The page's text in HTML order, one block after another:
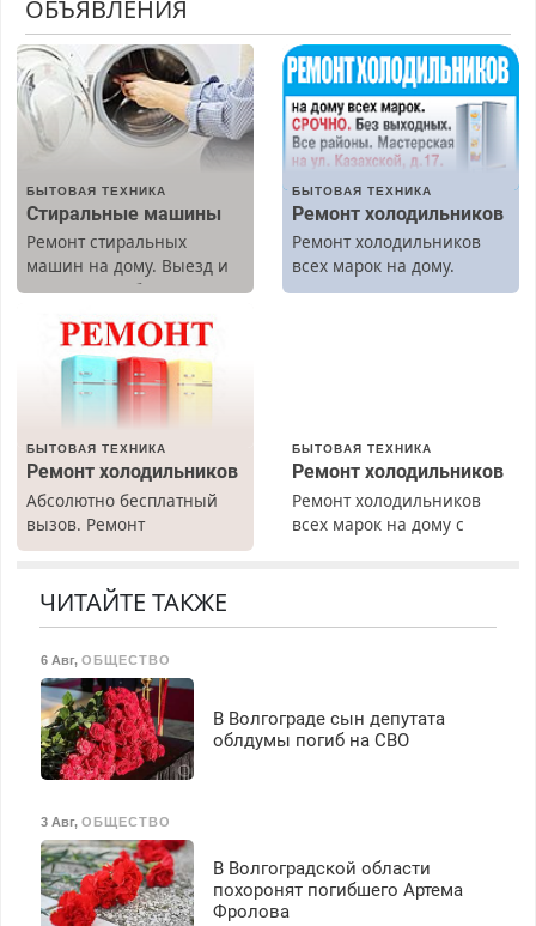
ОБЪЯВЛЕНИЯ
БЫТОВАЯ ТЕХНИКА
Стиральные машины
Ремонт стиральных
машин на дому. Выезд и
диагностика бесплатно.
БЫТОВАЯ ТЕХНИКА
Ремонт холодильников
Ремонт холодильников
всех марок на дому.
БЫТОВАЯ ТЕХНИКА
Ремонт холодильников
Абсолютно бесплатный
вызов. Ремонт
холодильников всех
гарантией. Все р-ны.
40%. Мастер со стажем.
БЫТОВАЯ ТЕХНИКА
Ремонт холодильников
Ремонт холодильников
всех марок на дому с
ЧИТАЙТЕ ТАКЖЕ
6 Авг, ОБЩЕСТВО
В Волгограде сын депутата
облдумы погиб на СВО
3 Авг, ОБЩЕСТВО
В Волгоградской области
похоронят погибшего Артема
Фролова